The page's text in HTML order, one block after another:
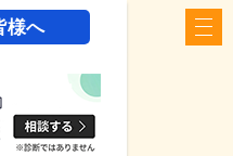
様へ